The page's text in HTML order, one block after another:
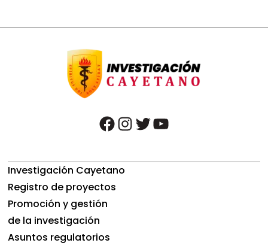
facebook instagram twitter youtube
Investigación Cayetano
Registro de proyectos
Promoción y gestión
de la investigación
Asuntos regulatorios